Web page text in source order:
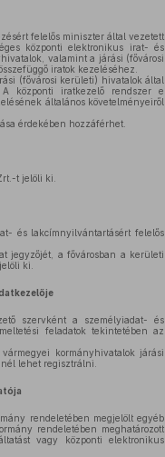
felelős miniszter által vezetett
központi elektronikus irat- és
valamint a járási (fővárosi
iratok kezeléséhez.
(fővárosi kerületi) hivatalok által
központi iratkezelő rendszer e
általános követelményeiről
érdekében hozzáférhet.
t jelöli ki.
és lakcímnyilvántartásért felelős
jegyzőjét, a fővárosban a kerületi
ki.
szervként a személyiadat- és
feladatok tekintetében az
kormányhivatalok járási
lehet regisztrálni.
rendeletében megjelölt egyéb
rendeletében meghatározott
vagy központi elektronikus